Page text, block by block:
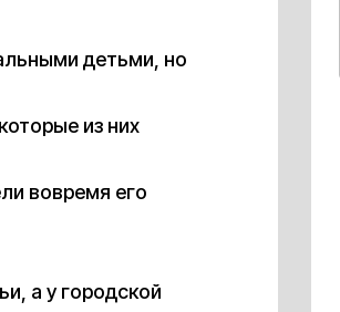
детьми, но
из них
вовремя его
а у городской